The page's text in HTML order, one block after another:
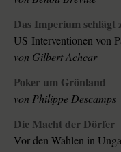
Das Imperium schlägt
von Gilbert Achcar
Poker um Grönland
von Philippe Descamps
Die Macht der Dörfer
Vor den Wahlen in